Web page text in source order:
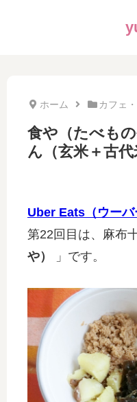
ホーム カフェ
食や（たべも
ん（玄米＋古代
Uber Eats（ウーバ
第22回目は、麻布
や）
」です。